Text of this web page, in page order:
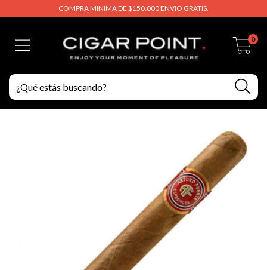
COMPRA MINIMA DE $150.000 ENVIO GRATIS.
0